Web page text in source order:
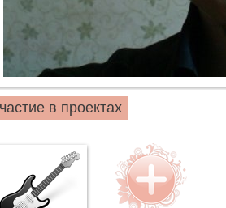
в проектах